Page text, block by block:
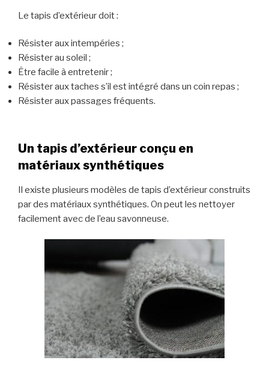
Le tapis d’extérieur doit :
Résister aux intempéries ;
Résister au soleil ;
Être facile à entretenir ;
Résister aux taches s’il est intégré dans un coin repas ;
Résister aux passages fréquents.
Un tapis d’extérieur conçu en
matériaux synthétiques
Il existe plusieurs modèles de tapis d’extérieur construits
par des matériaux synthétiques. On peut les nettoyer
facilement avec de l’eau savonneuse.